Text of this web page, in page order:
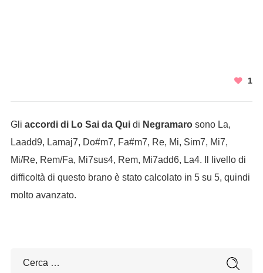
1
Gli accordi di Lo Sai da Quidi Negramarosono La,
Laadd9, Lamaj7, Do#m7, Fa#m7, Re, Mi, Sim7, Mi7,
Mi/Re, Rem/Fa, Mi7sus4, Rem, Mi7add6, La4. Il livello di
difficoltà di questo brano è stato calcolato in 5 su 5, quindi
molto avanzato.